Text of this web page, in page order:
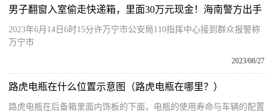
男子翻窗入室偷走快递箱，里面30万元现金！海南警方出手
2023年6月14日6时15分许万宁市公安局110指挥中心接到群众报警称
万宁市
2023/08/27
路虎电瓶在什么位置示意图（路虎电瓶在哪里？）
路虎电瓶在后备箱里面内饰板的下面，电瓶的使用寿命与车辆的配置